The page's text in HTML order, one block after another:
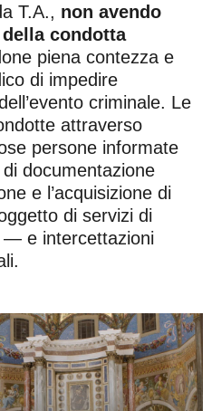
T.A., non avendo
condotta
piena contezza e
di impedire
criminale. Le
attraverso
persone informate
documentazione
e l’acquisizione di
di servizi di
— e intercettazioni